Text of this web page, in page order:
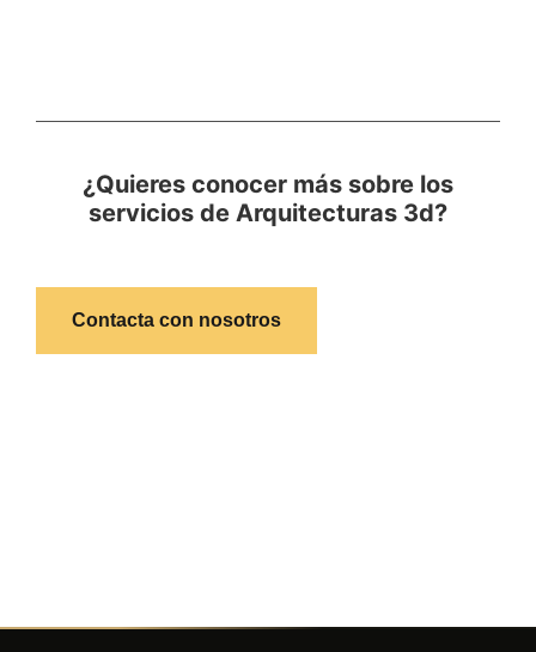
¿Quieres conocer más sobre los
servicios de Arquitecturas 3d?
Contacta con nosotros